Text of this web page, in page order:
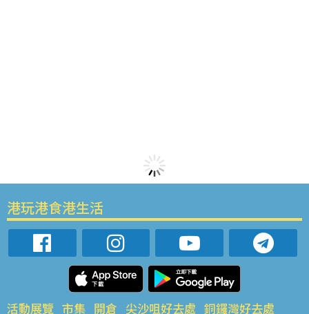
港玩港食港生活
活動展覽 市集 開倉 尖沙咀好去處 銅鑼灣好去處